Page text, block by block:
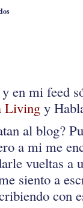
en mi feed
Living y
al blog?
a mi me
vueltas a
siento a
con